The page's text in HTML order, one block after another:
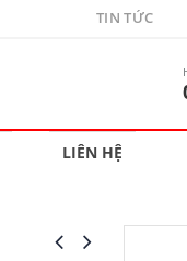
TIN TỨC
LIÊN HỆ